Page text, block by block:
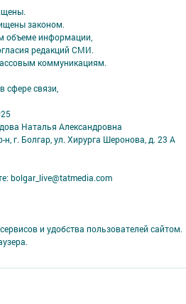
законом.
объеме информации,
редакций СМИ.
коммуникациям.
сфере связи,
Наталья Александровна
г. Болгар, ул. Хирурга Шеронова, д. 23 А
bolgar_live@tatmedia.com
и удобства пользователей сайтом.